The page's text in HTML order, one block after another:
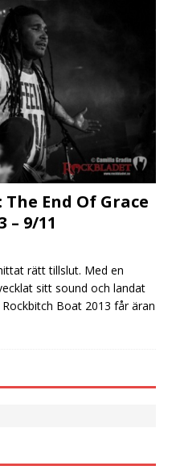
The End Of Grace
– 9/11
rätt tillslut. Med en
sitt sound och landat
Boat 2013 får äran